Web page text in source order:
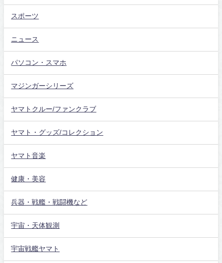
スポーツ
ニュース
パソコン・スマホ
マジンガーシリーズ
ヤマトクルー/ファンクラブ
ヤマト・グッズ/コレクション
ヤマト音楽
健康・美容
兵器・戦艦・戦闘機など
宇宙・天体観測
宇宙戦艦ヤマト